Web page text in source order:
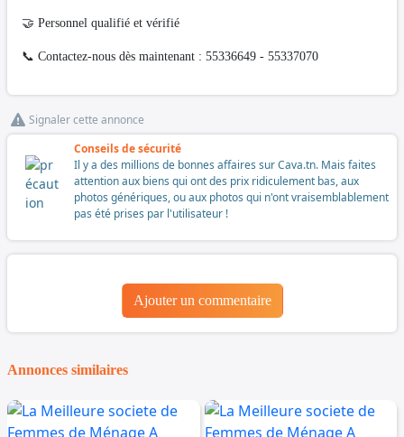
🤝 Personnel qualifié et vérifié
📞 Contactez-nous dès maintenant : 55336649 - 55337070
Signaler cette annonce
Conseils de sécurité
Il y a des millions de bonnes affaires sur Cava.tn. Mais faites
attention aux biens qui ont des prix ridiculement bas, aux
photos génériques, ou aux photos qui n'ont vraisemblablement
pas été prises par l'utilisateur !
Ajouter un commentaire
Annonces similaires